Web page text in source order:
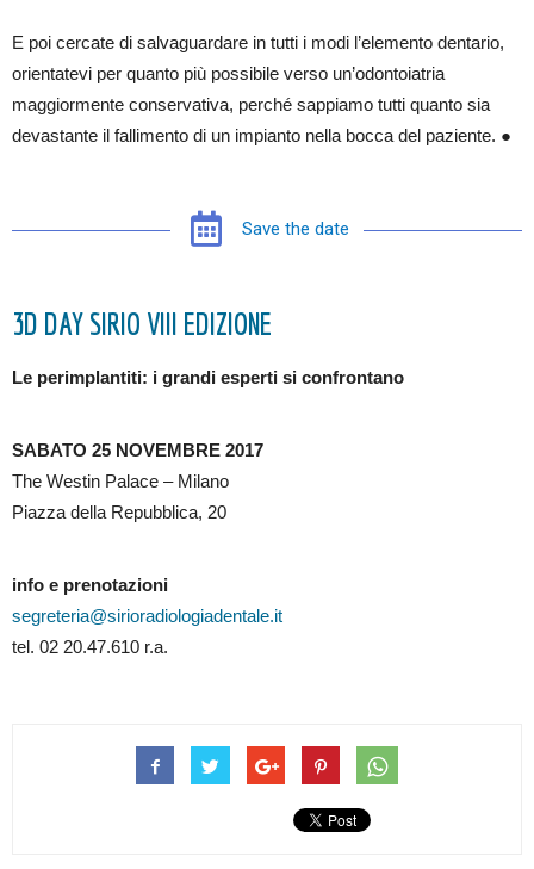
E poi cercate di salvaguardare in tutti i modi l’elemento dentario,
orientatevi per quanto più possibile verso un’odontoiatria
maggiormente conservativa, perché sappiamo tutti quanto sia
devastante il fallimento di un impianto nella bocca del paziente. ●
Save the date
3D DAY SIRIO VIII EDIZIONE
Le perimplantiti: i grandi esperti si confrontano
SABATO 25 NOVEMBRE 2017
The Westin Palace – Milano
Piazza della Repubblica, 20
info e prenotazioni
segreteria@sirioradiologiadentale.it
tel. 02 20.47.610 r.a.